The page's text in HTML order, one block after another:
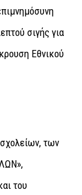
σιγής για
Εθνικού
των
του